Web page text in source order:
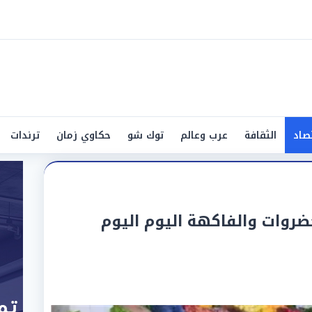
الثقافة عرب وعالم توك شو حكاوي زمان ترندات
والفاكهة اليوم اليوم